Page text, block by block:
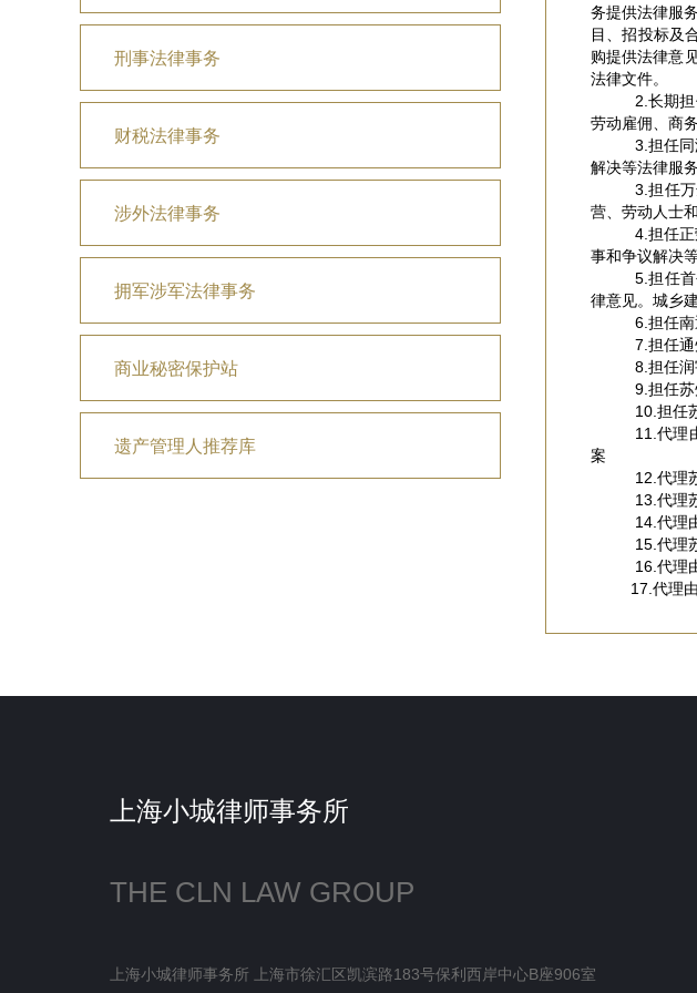
刑事法律事务
财税法律事务
涉外法律事务
拥军涉军法律事务
商业秘密保护站
遗产管理人推荐库
务提供法律服
目、招投标及
购提供法律意
法律文件。
2.长期
劳动雇佣、商
3.担任
解决等法律服务
3.担任
营、劳动人士
4.担任
事和争议解决
5.担任
律意见。城乡
6.担任
7.担任
8.担任
9.担任
10.担任
11.代理
案
12.代理
13.代理
14.代理
15.代理
16.代理
17.代理
上海小城律师事务所
THE CLN LAW GROUP
上海小城律师事务所 上海市徐汇区凯滨路183号保利西岸中心B座906室